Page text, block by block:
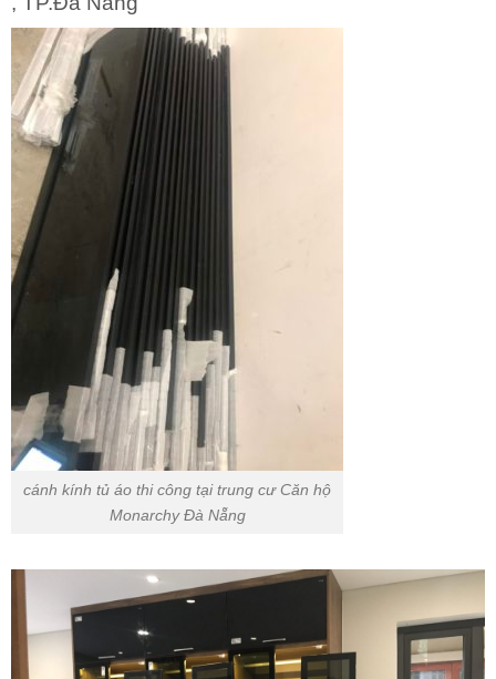
cánh kính tủ áo thi công tại trung cư Căn hộ
Monarchy Đà Nẵng